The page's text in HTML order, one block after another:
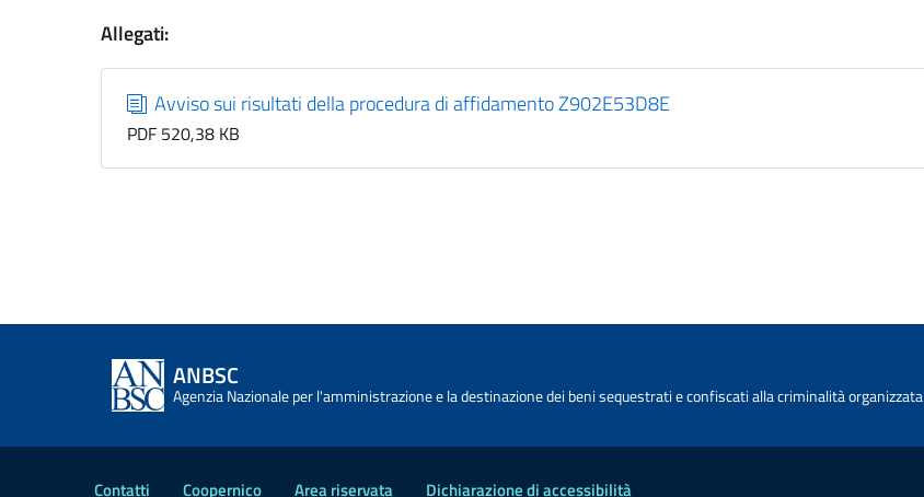
Allegati:
Avviso sui risultati della procedura di affidamento Z902E53D8E
PDF 520,38 KB
ANBSC
Agenzia Nazionale per l'amministrazione e la destinazione dei beni sequestrati e confiscati alla criminalità organizzata
Contatti Coopernico Area riservata Dichiarazione di accessibilità